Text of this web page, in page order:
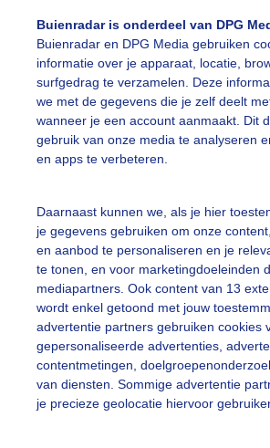
Buienradar is onderdeel van DPG
Buienradar en DPG Media gebruiken
informatie over je apparaat, locatie,
surfgedrag te verzamelen. Deze
we met de gegevens die je zelf deelt
wanneer je een account aanmaakt. Dit
gebruik van onze media te analyseren
en apps te verbeteren.
Daarnaast kunnen we, als je hier
je gegevens gebruiken om onze
en aanbod te personaliseren en je
te tonen, en voor marketingdoeleinden
mediapartners. Ook content van 13
wordt enkel getoond met jouw
advertentie partners gebruiken cookies
gepersonaliseerde advertenties,
contentmetingen,
van diensten. Sommige advertentie
je precieze geolocatie hiervoor
wolk
Anita Maes-Kuppens Gemaakt: 27-06-
Fonteinwater
slideshow